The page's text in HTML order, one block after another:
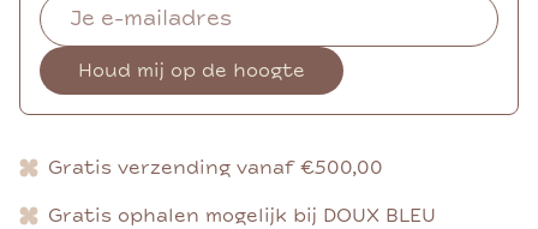
Houd mij op de hoogte
Gratis verzending vanaf €500,00
Gratis ophalen mogelijk bij DOUX BLEU